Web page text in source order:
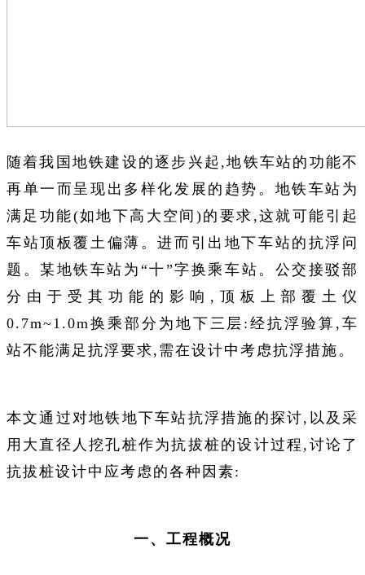
随着我国地铁建设的逐步兴起,地铁车站的功能不
再单一而呈现出多样化发展的趋势。地铁车站为
满足功能(如地下高大空间)的要求,这就可能引起
车站顶板覆土偏薄。进而引出地下车站的抗浮问
题。某地铁车站为“十”字换乘车站。公交接驳部
分由于受其功能的影响,顶板上部覆土仪
0.7m~1.0m换乘部分为地下三层:经抗浮验算,车
站不能满足抗浮要求,需在设计中考虑抗浮措施。
本文通过对地铁地下车站抗浮措施的探讨,以及采
用大直径人挖孔桩作为抗拔桩的设计过程,讨论了
抗拔桩设计中应考虑的各种因素:
一、工程概况